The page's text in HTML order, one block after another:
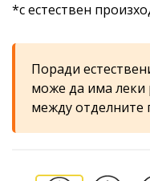
*с естествен
Поради
може да има леки
между отделните